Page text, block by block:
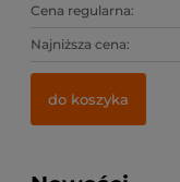
Cena regularna:
Najniższa cena:
do koszyka